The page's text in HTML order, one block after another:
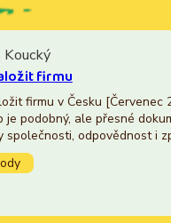
Koucký
firmu
firmu v Česku [Červenec
je podobný, ale přesné
společnosti, odpovědnost i